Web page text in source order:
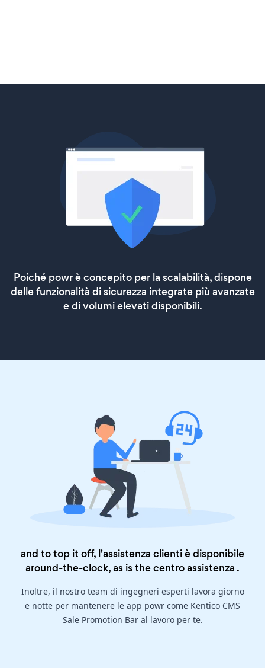
Poiché powr è concepito per la scalabilità, dispone
delle funzionalità di sicurezza integrate più avanzate
e di volumi elevati disponibili.
and to top it off, l'assistenza clienti è disponibile
around-the-clock, as is thecentro assistenza .
Inoltre, il nostro team di ingegneri esperti lavora giorno
e notte per mantenere le app powr come Kentico CMS
Sale Promotion Bar al lavoro per te.